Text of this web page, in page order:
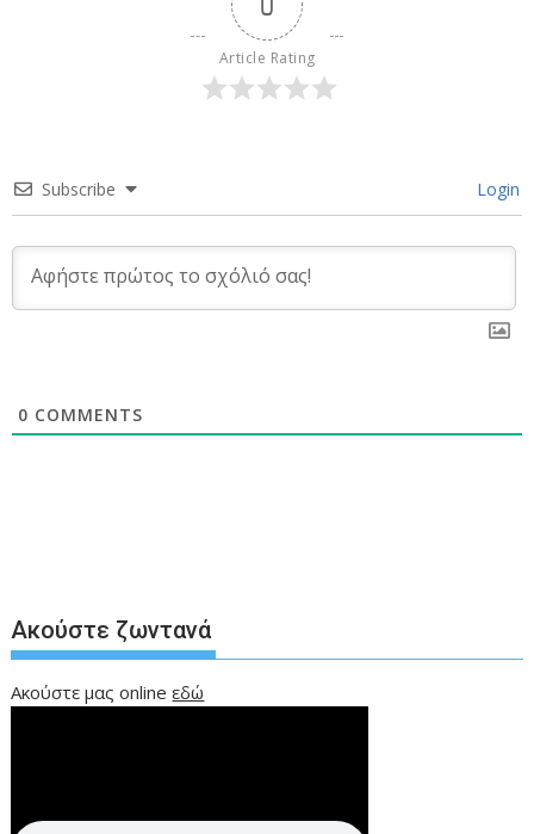
Article Rating
Subscribe Login
0 COMMENTS
Ακούστε ζωντανά
Ακούστε μας onlineεδώ